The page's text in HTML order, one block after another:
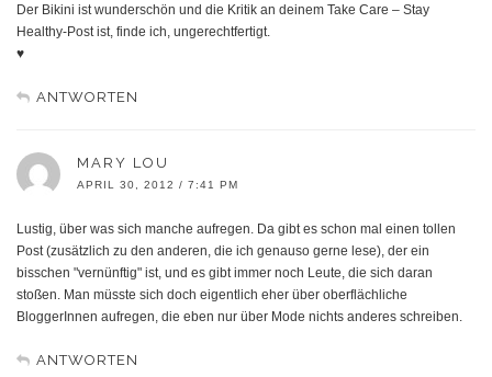
Der Bikini ist wunderschön und die Kritik an deinem Take Care – Stay
Healthy-Post ist, finde ich, ungerechtfertigt.
♥
ANTWORTEN
MARY LOU
APRIL 30, 2012 / 7:41 PM
Lustig, über was sich manche aufregen. Da gibt es schon mal einen tollen
Post (zusätzlich zu den anderen, die ich genauso gerne lese), der ein
bisschen "vernünftig" ist, und es gibt immer noch Leute, die sich daran
stoßen. Man müsste sich doch eigentlich eher über oberflächliche
BloggerInnen aufregen, die eben nur über Mode nichts anderes schreiben.
ANTWORTEN